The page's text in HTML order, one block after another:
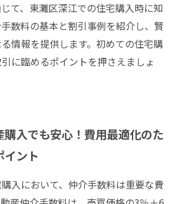
て、東灘区深江での住宅購入時に知
数料の基本と割引事例を紹介し、賢
情報を提供します。初めての住宅購
に臨めるポイントを押さえましょ
購入でも安心！費用最適化のた
イント
入において、仲介手数料は重要な費